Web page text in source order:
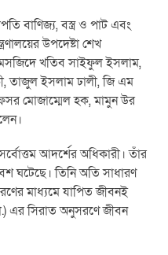
বাণিজ্য, বস্ত্র ও পাট এবং
উপদেষ্টা শেখ
মসজিদে খতিব সাইফুল ইসলাম,
তাজুল ইসলাম ঢালী, জি এম
মোজাম্মেল হক, মামুন উর
আদর্শের অধিকারী। তাঁর
ঘটেছে। তিনি অতি সাধারণ
মাধ্যমে যাপিত জীবনই
এর সিরাত অনুসরণে জীবন